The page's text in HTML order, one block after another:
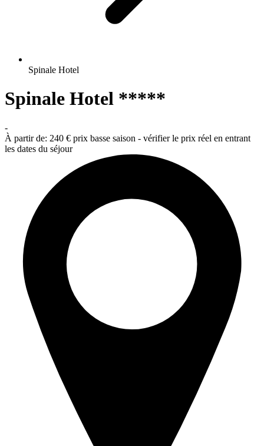
Spinale Hotel
Spinale Hotel *****
-
À partir de: 240 € prix basse saison - vérifier le prix réel en entrant
les dates du séjour